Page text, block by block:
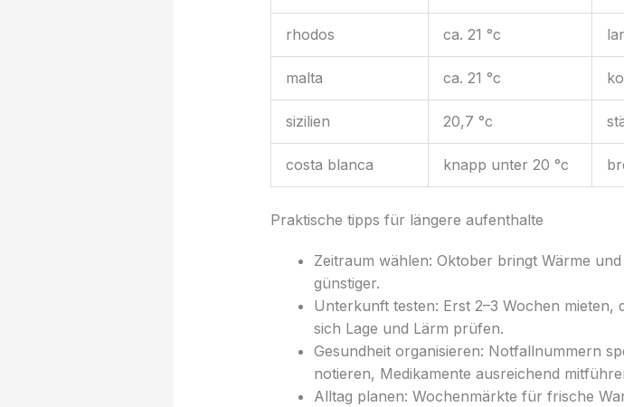
rhodos ca. 21 °c
malta ca. 21 °c
sizilien 20,7 °c
costa blanca knapp unter 20 °c
Praktische tipps für längere aufenthalte
Zeitraum wählen: Oktober bringt Wärme
günstiger.
Unterkunft testen: Erst 2–3 Wochen
sich Lage und Lärm prüfen.
Gesundheit organisieren: Notfallnummern
notieren, Medikamente ausreichend
Alltag planen: Wochenmärkte für frische